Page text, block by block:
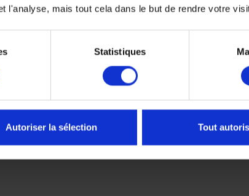
l'analyse, mais tout cela dans le but de rendre votre
Statistiques
Autoriser la sélection Tout
entrées et extracteurs d’air permettant une
même lors des fortes températures ou d’une utilisation
quotidien
durable.